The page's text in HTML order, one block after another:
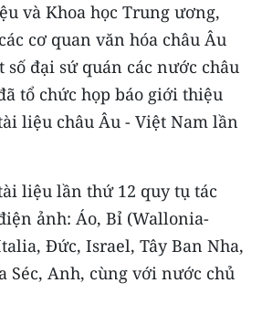
SÂU
- MỖI XÃ
và Khoa học Trung ương,
cơ quan văn hóa châu Âu
số đại sứ quán các nước châu
tổ chức họp báo giới thiệu
liệu châu Âu - Việt Nam lần
liệu lần thứ 12 quy tụ tác
ảnh: Áo, Bỉ (Wallonia-
Đức, Israel, Tây Ban Nha,
Séc, Anh, cùng với nước chủ